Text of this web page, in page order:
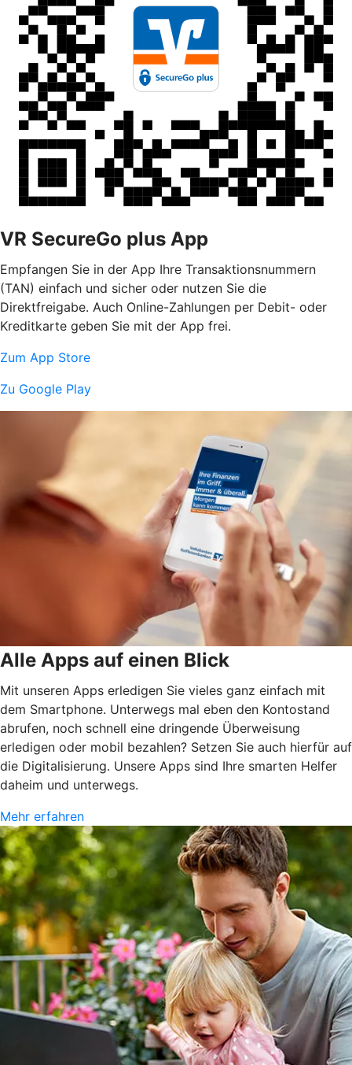
VR SecureGo plus App
Empfangen Sie in der App Ihre Transaktionsnummern
(TAN) einfach und sicher oder nutzen Sie die
Direktfreigabe. Auch Online-Zahlungen per Debit- oder
Kreditkarte geben Sie mit der App frei.
Zum App Store
Zu Google Play
Alle Apps auf einen Blick
Mit unseren Apps erledigen Sie vieles ganz einfach mit
dem Smartphone. Unterwegs mal eben den Kontostand
abrufen, noch schnell eine dringende Überweisung
erledigen oder mobil bezahlen? Setzen Sie auch hierfür auf
die Digitalisierung. Unsere Apps sind Ihre smarten Helfer
daheim und unterwegs.
Mehr erfahren